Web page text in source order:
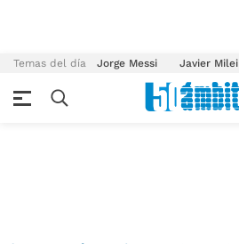
Temas del día Jorge Messi Javier Milei